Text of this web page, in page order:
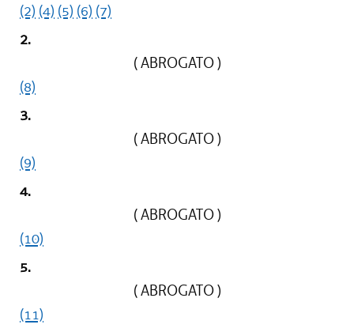
(2) (4) (5) (6) (7)
2.
( ABROGATO )
(8)
3.
( ABROGATO )
(9)
4.
( ABROGATO )
(10)
5.
( ABROGATO )
(11)